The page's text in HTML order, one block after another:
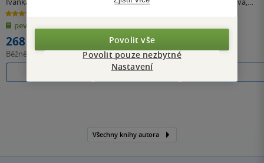
5.0
z
5
hvězdiček
pevná vazba
268 Kč
Běžně
299 Kč
hvězdiček
349 Kč
Běžně390 Kč
Do košíku
hvězdiček
Všechny knihy autora
Povolit vše
Povolit pouze nezbytné
Nastavení